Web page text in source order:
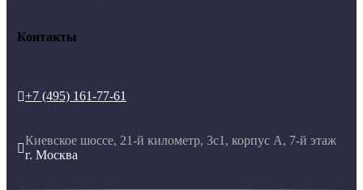
Контакты
+7 (495) 161-77-61

Киевское шоссе, 21-й километр, 3с1, корпус А, 7-й этаж
г. Москва